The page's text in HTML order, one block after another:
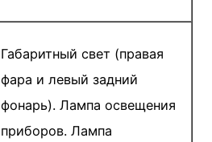
Габаритный свет (правая
фара и левый задний
фонарь). Лампа освещения
приборов. Лампа